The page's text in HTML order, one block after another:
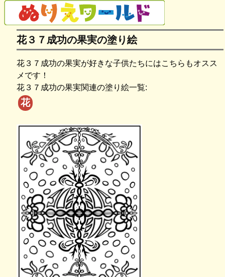
花３７成功の果実の塗り絵
花３７成功の果実が好きな子供たちにはこちらもオスス
メです！
花３７成功の果実関連の塗り絵一覧:
花